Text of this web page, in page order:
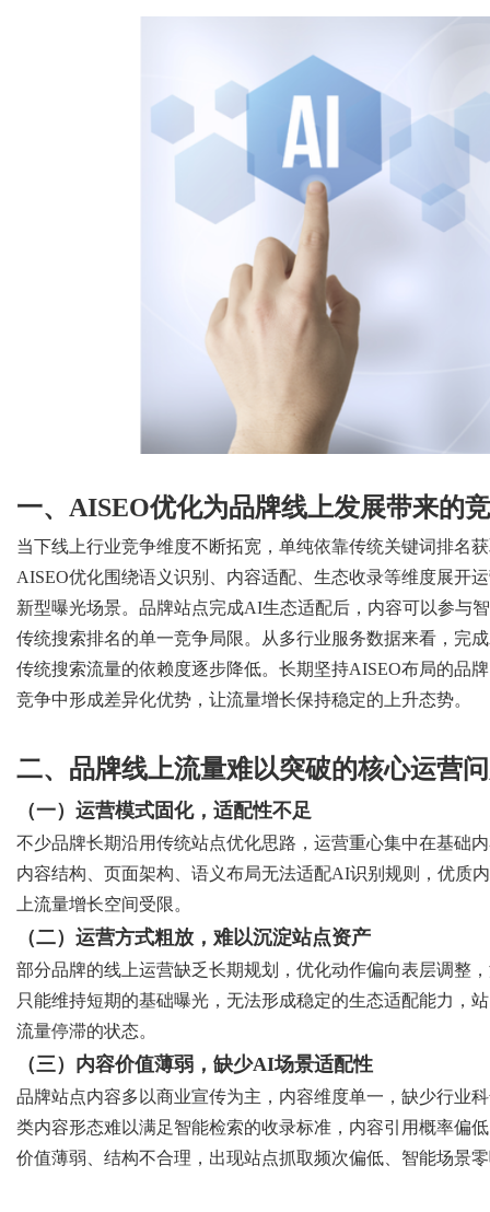
一、 AISEO优化为品牌线上发展带来的
当下线上行业竞争维度不断拓宽，单纯依靠传统关键词排名
AISEO优化围绕语义识别、内容适配、生态收录等维度展开
新型曝光场景。品牌站点完成AI生态适配后，内容可以参与
传统搜索排名的单一竞争局限。从多行业服务数据来看，完
传统搜索流量的依赖度逐步降低。长期坚持AISEO布局的品
竞争中形成差异化优势，让流量增长保持稳定的上升态势。
二、品牌线上流量难以突破的核心运营
（一）运营模式固化，适配性不足
不少品牌长期沿用传统站点优化思路，运营重心集中在基础
内容结构、页面架构、语义布局无法适配AI识别规则，优质
上流量增长空间受限。
（二）运营方式粗放，难以沉淀站点资产
部分品牌的线上运营缺乏长期规划，优化动作偏向表层调整
只能维持短期的基础曝光，无法形成稳定的生态适配能力，
流量停滞的状态。
（三）内容价值薄弱，缺少AI场景适配性
品牌站点内容多以商业宣传为主，内容维度单一，缺少行业
类内容形态难以满足智能检索的收录标准，内容引用概率偏
价值薄弱、结构不合理，出现站点抓取频次偏低、智能场景